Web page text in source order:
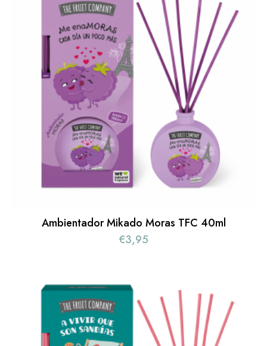
Ambientador Mikado Moras TFC 40ml
€3,95